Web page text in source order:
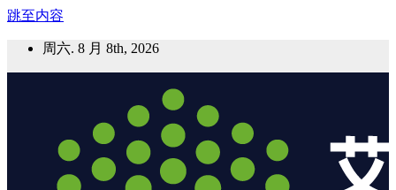
跳至内容
周六. 8 月 8th, 2026